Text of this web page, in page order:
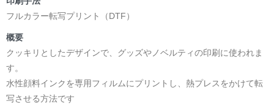
フルカラー転写プリント（DTF）
概要
クッキリとしたデザインで、グッズやノベルティの印刷に使われま
す。
水性顔料インクを専用フィルムにプリントし、熱プレスをかけて転
写させる方法です